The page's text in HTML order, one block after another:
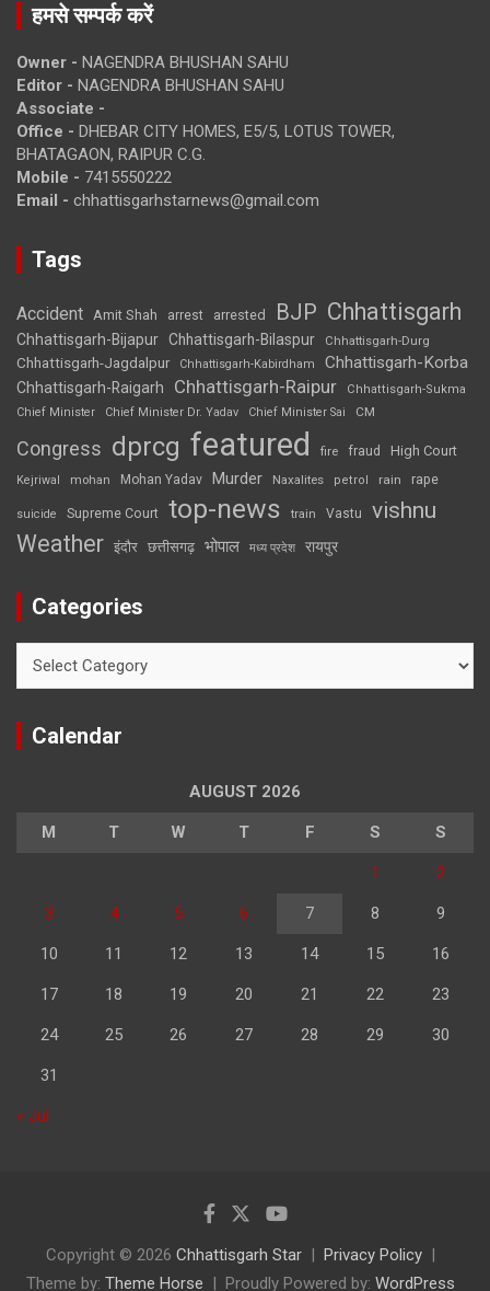
हमसे सम्पर्क करें
Owner - NAGENDRA BHUSHAN SAHU
Editor - NAGENDRA BHUSHAN SAHU
Associate -
Office - DHEBAR CITY HOMES, E5/5, LOTUS TOWER,
BHATAGAON, RAIPUR C.G.
Mobile - 7415550222
Email - chhattisgarhstarnews@gmail.com
Tags
Accident Amit Shah arrest arrested BJP Chhattisgarh
Chhattisgarh-Bijapur Chhattisgarh-Bilaspur Chhattisgarh-Durg
Chhattisgarh-Jagdalpur Chhattisgarh-Kabirdham Chhattisgarh-Korba
Chhattisgarh-Raigarh Chhattisgarh-Raipur
Chhattisgarh-Sukma
Chief Minister
Chief Minister Dr. Yadav Chief Minister Sai CM
Congress dprcg featured fire fraud High Court
Kejriwal mohan Mohan Yadav Murder Naxalites petrol rain rape
suicide Supreme Court top-news train Vastu vishnu
Weather इंदौर छत्तीसगढ़ भोपाल मध्य प्रदेश रायपुर
Categories
Calendar
AUGUST 2026
M T W T F S S
1 2
3 4 5 6 7 8 9
10 11 12 13 14 15 16
17 18 19 20 21 22 23
24 25 26 27 28 29 30
31
« Jul
Copyright © 2026 Chhattisgarh Star
Privacy Policy
Theme by: Theme Horse Proudly Powered by: WordPress